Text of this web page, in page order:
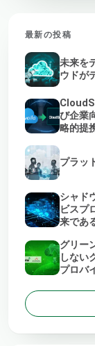
最新の投稿
未来を
ウドが
び企業
略的提
プラッ
シャド
ビスプ
来であ
グリー
しない
プロバ